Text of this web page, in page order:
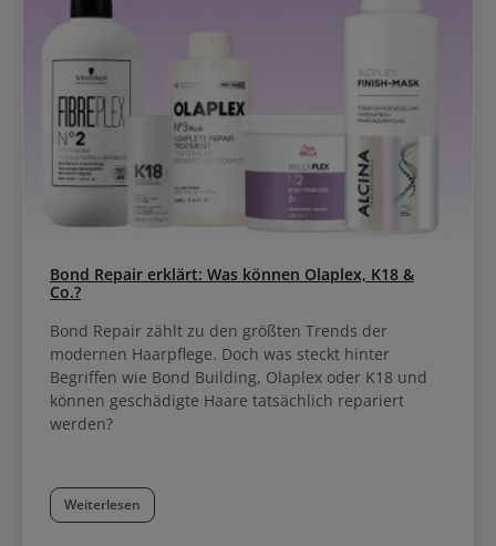
Bond Repair erklärt: Was können Olaplex, K18 &
Co.?
Bond Repair zählt zu den größten Trends der
modernen Haarpflege. Doch was steckt hinter
Begriffen wie Bond Building, Olaplex oder K18 und
können geschädigte Haare tatsächlich repariert
werden?
Weiterlesen